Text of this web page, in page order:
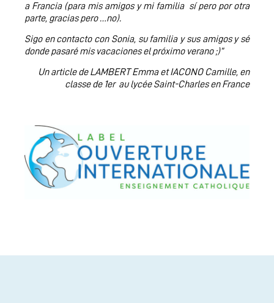
a Francia (para mis amigos y mi familia sí pero por otra
parte, gracias pero …no).
Sigo en contacto con Sonia, su familia y sus amigos y sé
donde pasaré mis vacaciones el próximo verano ;)”
Un article de LAMBERT Emma et IACONO Camille, en
classe de 1er au lycée Saint-Charles en France